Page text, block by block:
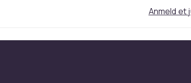
Det anbefales stærkt som julegave, feriegave
Anmeld et